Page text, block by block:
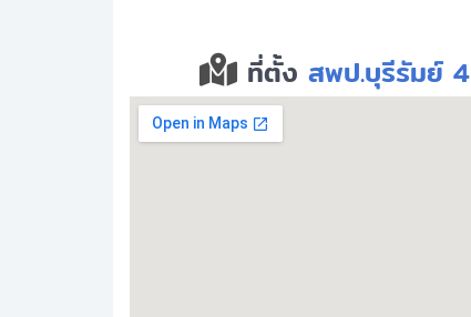
ที่ตั้ง สพป.บุรีรัมย์ 4